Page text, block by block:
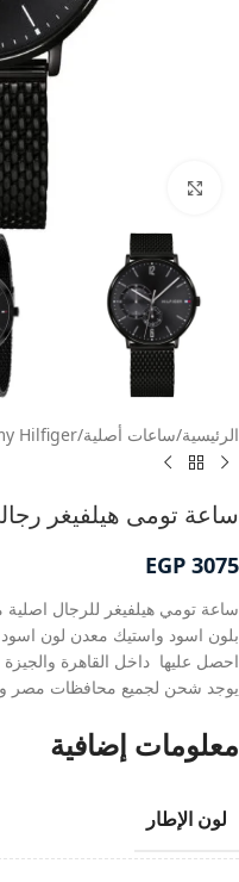
الرئيسية/ساعات أصلية/
Hilfiger
ساعة تومى هيلفيغر رجالى
EGP 3075
ساعة تومي هيلفيغر للرجال اصلية
بلون اسود واستيك معدن لون اسود
احصل عليها داخل القاهرة والجيزة
يوجد شحن لجميع محافظات مصر
معلومات إضافية
لون الإطار